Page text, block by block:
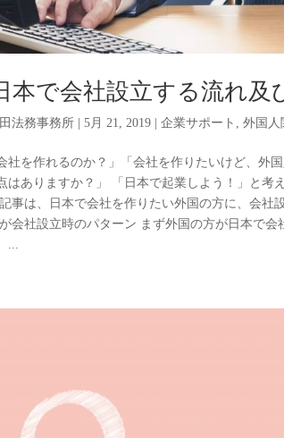
本で会社設立する流れ及
法務事務所 |5月 21, 2019 |企業サポート ,外国人
社を作れるのか？」「会社を作りたいけど、外
はありますか？」 「日本で起業しよう！」と考
事は、日本で会社を作りたい外国の方に、会社
会社設立時のパターン まず外国の方が日本で
...